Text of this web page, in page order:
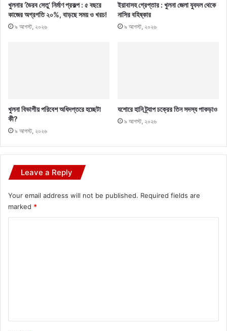
খুলনার ‘ভৈরব সেতু’ নির্মাণ প্রকল্প : ৫ বছরে
কাজের অগ্রগতি ২০%, বাড়ছে সময় ও খরচ!
৯ আগস্ট, ২০২৬
ইয়াবাসহ গ্রেপ্তার : খুলনা জেলা যুবদল থেকে
নাসির বহিষ্কার
৯ আগস্ট, ২০২৬
খুলনা বিভাগীয় পরিবেশ অধিদপ্তরে হচ্ছেটা
কী?
৯ আগস্ট, ২০২৬
যশোরে হানি ট্র্যাপ চক্রের তিন সদস্য পাকড়াও
৯ আগস্ট, ২০২৬
Leave a Reply
Your email address will not be published. Required fields are
marked *